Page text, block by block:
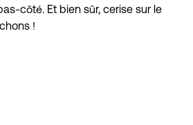
côté. Et bien sûr, cerise sur le
!